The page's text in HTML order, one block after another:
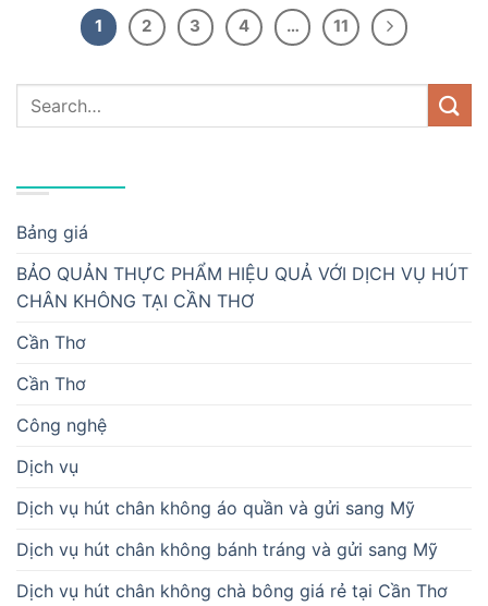
1 2 3 4 … 11
Bảng giá
BẢO QUẢN THỰC PHẨM HIỆU QUẢ VỚI DỊCH VỤ HÚT
CHÂN KHÔNG TẠI CẦN THƠ
Cần Thơ
Cần Thơ
Công nghệ
Dịch vụ
Dịch vụ hút chân không áo quần và gửi sang Mỹ
Dịch vụ hút chân không bánh tráng và gửi sang Mỹ
Dịch vụ hút chân không chà bông giá rẻ tại Cần Thơ